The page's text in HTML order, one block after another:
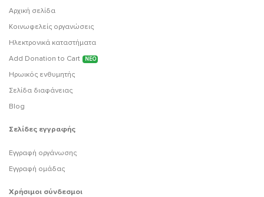
Αρχική σελίδα
Κοινωφελείς οργανώσεις
Ηλεκτρονικά καταστήματα
Add Donation to Cart
ΝΕΟ
Ηρωικός ενθυμητής
Σελίδα διαφάνειας
Blog
Σελίδες εγγραφής
Εγγραφή οργάνωσης
Εγγραφή ομάδας
Χρήσιμοι σύνδεσμοι